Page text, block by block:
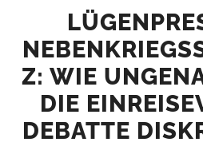
Z: WIE
DIE
DEBATTE